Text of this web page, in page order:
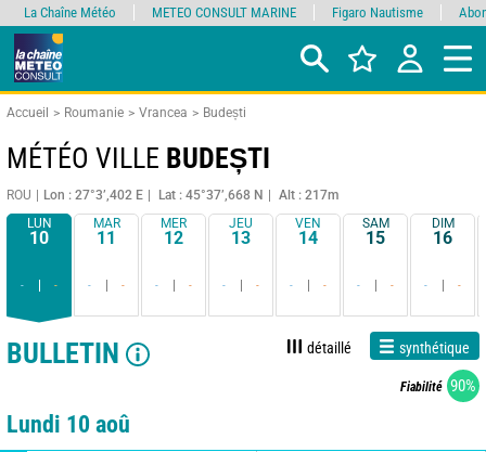
Accueil Roumanie Vrancea Budești
MÉTÉO VILLE BUDEȘTI
ROU Lon : 27°3’,402 E Lat : 45°37’,668 N
Alt : 217m
LUN
10
- -
MAR
11
- -
MER
12
- -
JEU
13
- -
VEN
14
- -
SAM
15
- -
DIM
16
- -
BULLETIN détaillé synthétique
Fiabilité 90%
Lundi 10 aoû
La Chaîne Météo METEO CONSULT MARINE Figaro Nautisme